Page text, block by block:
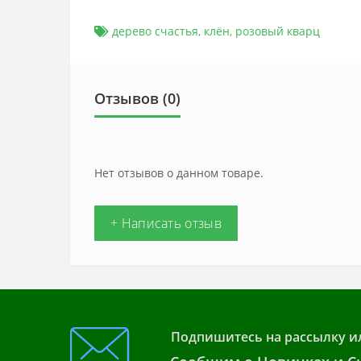
дерево счастья, клён, розовый кварц
Отзывов (0)
Нет отзывов о данном товаре.
+ Написать отзыв
Подпишитесь на рассылку